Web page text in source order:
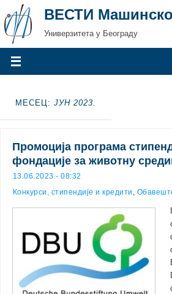
ВЕСТИ
Универзитета у Београду
МЕСЕЦ: ЈУН 2023.
Промоција програма
фондације за животну
13.06.2023 - 08:32
Конкурси, стипендије и кредити ,